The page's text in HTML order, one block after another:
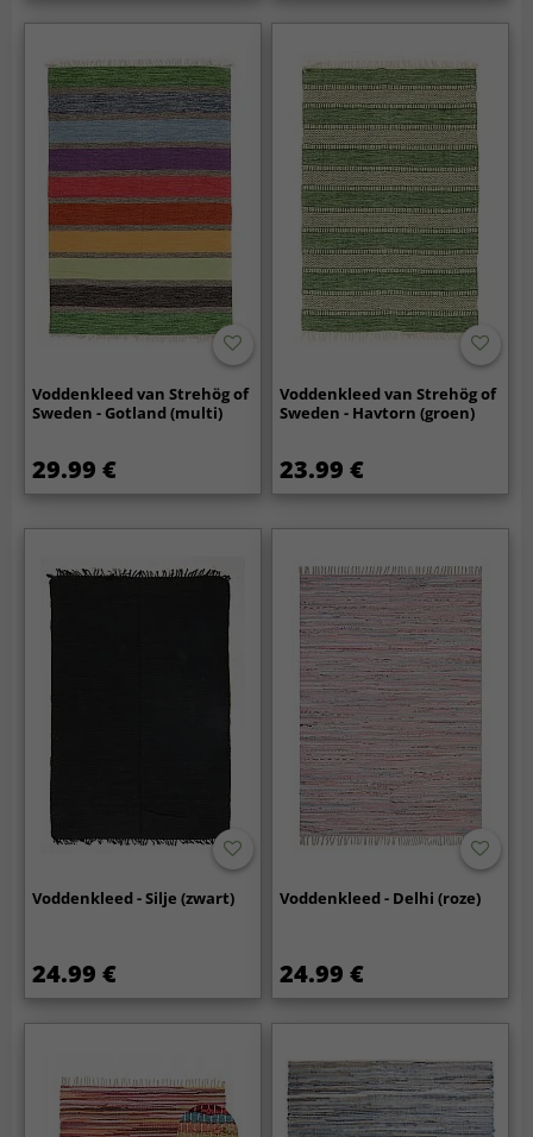
Voddenkleed van Strehög of
Sweden - Gotland (multi)
29.99 €
Voddenkleed van Strehög of
Sweden - Havtorn (groen)
23.99 €
Voddenkleed - Silje (zwart)
24.99 €
Voddenkleed - Delhi (roze)
24.99 €